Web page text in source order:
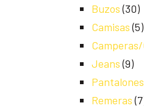
Buzos (30)
Camisas (5)
Jeans (9)
Pantalones
Remeras